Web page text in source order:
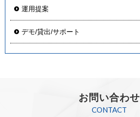
運用提案
デモ/貸出/サポート
お問い合わせ
CONTACT